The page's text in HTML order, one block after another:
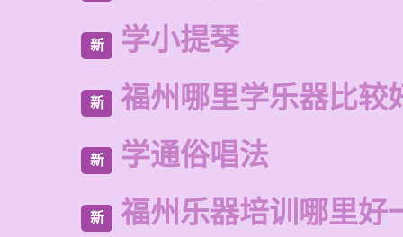
新 学小提琴
新 福州哪里学乐器比较
新 学通俗唱法
新 福州乐器培训哪里好